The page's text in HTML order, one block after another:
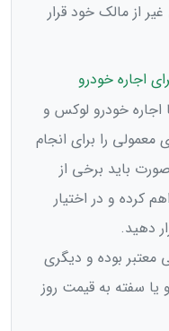
از مالک خود قرار
اجاره خودرو
خودرو لوکس و
را برای انجام
باید برخی از
کرده و در اختیار
دهید.
معتبر بوده و دیگری
سفته به قیمت روز